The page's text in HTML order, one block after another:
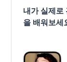
내가 실제로
을 배워보세